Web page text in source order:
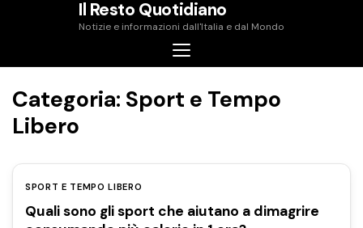
Il Resto Quotidiano
Notizie e informazioni dall'Italia e dal Mondo
Categoria: Sport e Tempo
Libero
SPORT E TEMPO LIBERO
Quali sono gli sport che aiutano a dimagrire